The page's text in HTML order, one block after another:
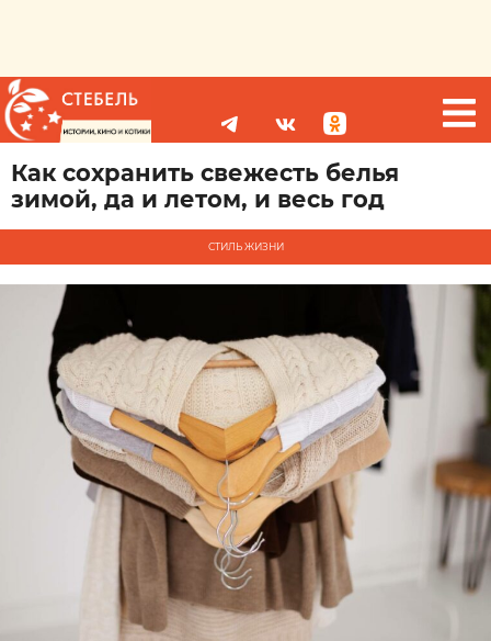
Как сохранить свежесть белья
зимой, да и летом, и весь год
СТИЛЬ ЖИЗНИ